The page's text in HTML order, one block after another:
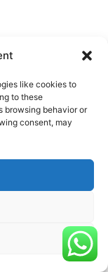
like cookies to
to these
browsing behavior or
consent, may
: Qualité 4K,
En IPTV
Et Infos IP